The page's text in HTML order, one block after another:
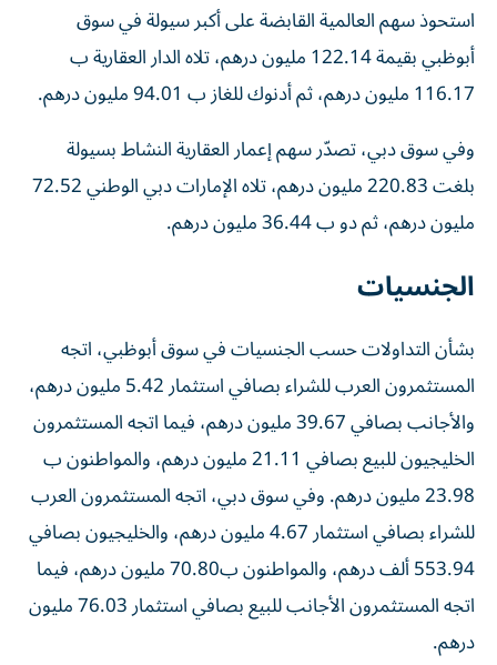
استحوذ سهم العالمية القابضة على أكبر سيولة في سوق
أبوظبي بقيمة 122.14 مليون درهم، تلاه الدار العقارية ب
116.17 مليون درهم، ثم أدنوك للغاز ب 94.01 مليون درهم.
وفي سوق دبي، تصدّر سهم إعمار العقارية النشاط بسيولة
بلغت 220.83 مليون درهم، تلاه الإمارات دبي الوطني 72.52
مليون درهم، ثم دو ب 36.44 مليون درهم.
الجنسيات
بشأن التداولات حسب الجنسيات في سوق أبوظبي، اتجه
المستثمرون العرب للشراء بصافي استثمار 5.42 مليون درهم،
والأجانب بصافي 39.67 مليون درهم، فيما اتجه المستثمرون
الخليجيون للبيع بصافي 21.11 مليون درهم، والمواطنون ب
23.98 مليون درهم. وفي سوق دبي، اتجه المستثمرون العرب
للشراء بصافي استثمار 4.67 مليون درهم، والخليجيون بصافي
553.94 ألف درهم، والمواطنون ب70.80 مليون درهم، فيما
اتجه المستثمرون الأجانب للبيع بصافي استثمار 76.03 مليون
درهم.